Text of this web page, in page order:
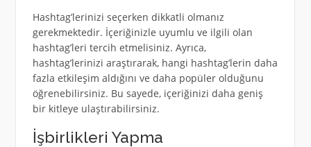
Hashtag’lerinizi seçerken dikkatli olmanız
gerekmektedir. İçeriğinizle uyumlu ve ilgili olan
hashtag’leri tercih etmelisiniz. Ayrıca,
hashtag’lerinizi araştırarak, hangi hashtag’lerin daha
fazla etkileşim aldığını ve daha popüler olduğunu
öğrenebilirsiniz. Bu sayede, içeriğinizi daha geniş
bir kitleye ulaştırabilirsiniz.
İşbirlikleri Yapma